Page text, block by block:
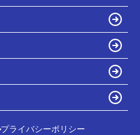
プライバシーポリシー